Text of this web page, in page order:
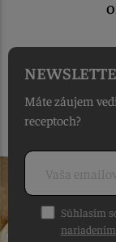
Máte záujem
receptoch?
Súhlasím
nariadením